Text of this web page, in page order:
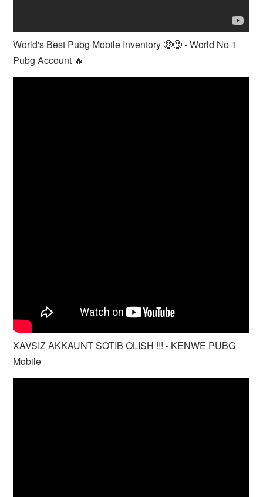
World's Best Pubg Mobile Inventory 🤑🤑 - World No 1
Pubg Account 🔥
XAVSIZ AKKAUNT SOTIB OLISH !!! - KENWE PUBG
Mobile